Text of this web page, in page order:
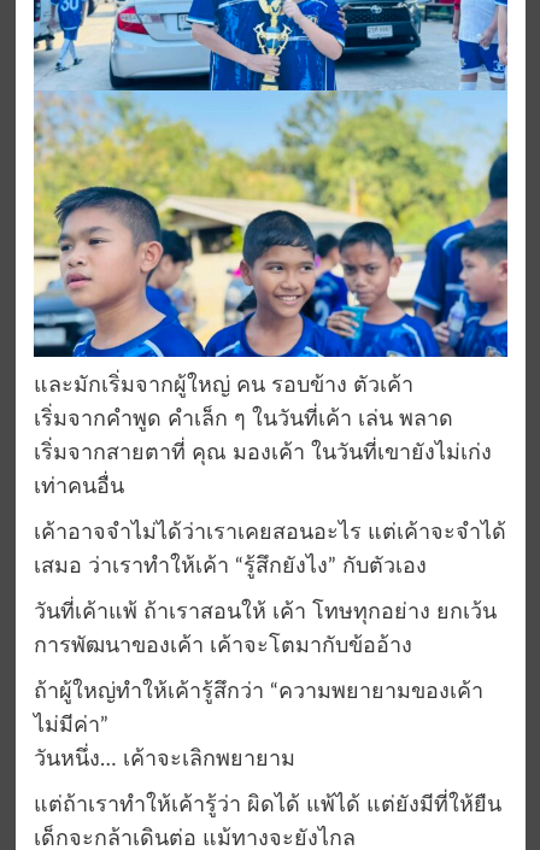
และมักเริ่มจากผู้ใหญ่ คน รอบข้าง ตัวเค้า
เริ่มจากคำพูด คำเล็ก ๆ ในวันที่เค้า เล่น พลาด
เริ่มจากสายตาที่ คุณ มองเค้า ในวันที่เขายังไม่เก่ง
เท่าคนอื่น
เค้าอาจจำไม่ได้ว่าเราเคยสอนอะไร แต่เค้าจะจำได้
เสมอ ว่าเราทำให้เค้า “รู้สึกยังไง” กับตัวเอง
วันที่เค้าแพ้ ถ้าเราสอนให้ เค้า โทษทุกอย่าง ยกเว้น
การพัฒนาของเค้า เค้าจะโตมากับข้ออ้าง
ถ้าผู้ใหญ่ทำให้เค้ารู้สึกว่า “ความพยายามของเค้า
ไม่มีค่า”
วันหนึ่ง… เค้าจะเลิกพยายาม
แต่ถ้าเราทำให้เค้ารู้ว่า ผิดได้ แพ้ได้ แต่ยังมีที่ให้ยืน
เด็กจะกล้าเดินต่อ แม้ทางจะยังไกล